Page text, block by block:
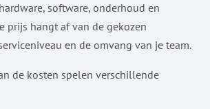
software, onderhoud en
prijs hangt af van de gekozen
en de omvang van je team.
de kosten spelen verschillende